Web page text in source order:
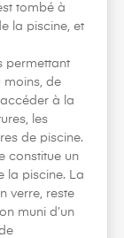
tombé à
la piscine, et
permettant
moins, de
à la
les
de piscine.
constitue un
la piscine. La
verre, reste
muni d’un